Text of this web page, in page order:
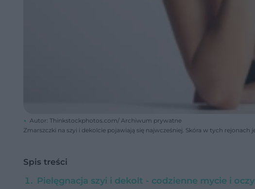
Autor: Thinkstockphotos.com/ Archiwum prywatne
Zmarszczki na szyi i dekolcie pojawiają się najwcześniej. Skóra w tych
Spis treści
Pielęgnacja szyi i dekolt - codzienne mycie i